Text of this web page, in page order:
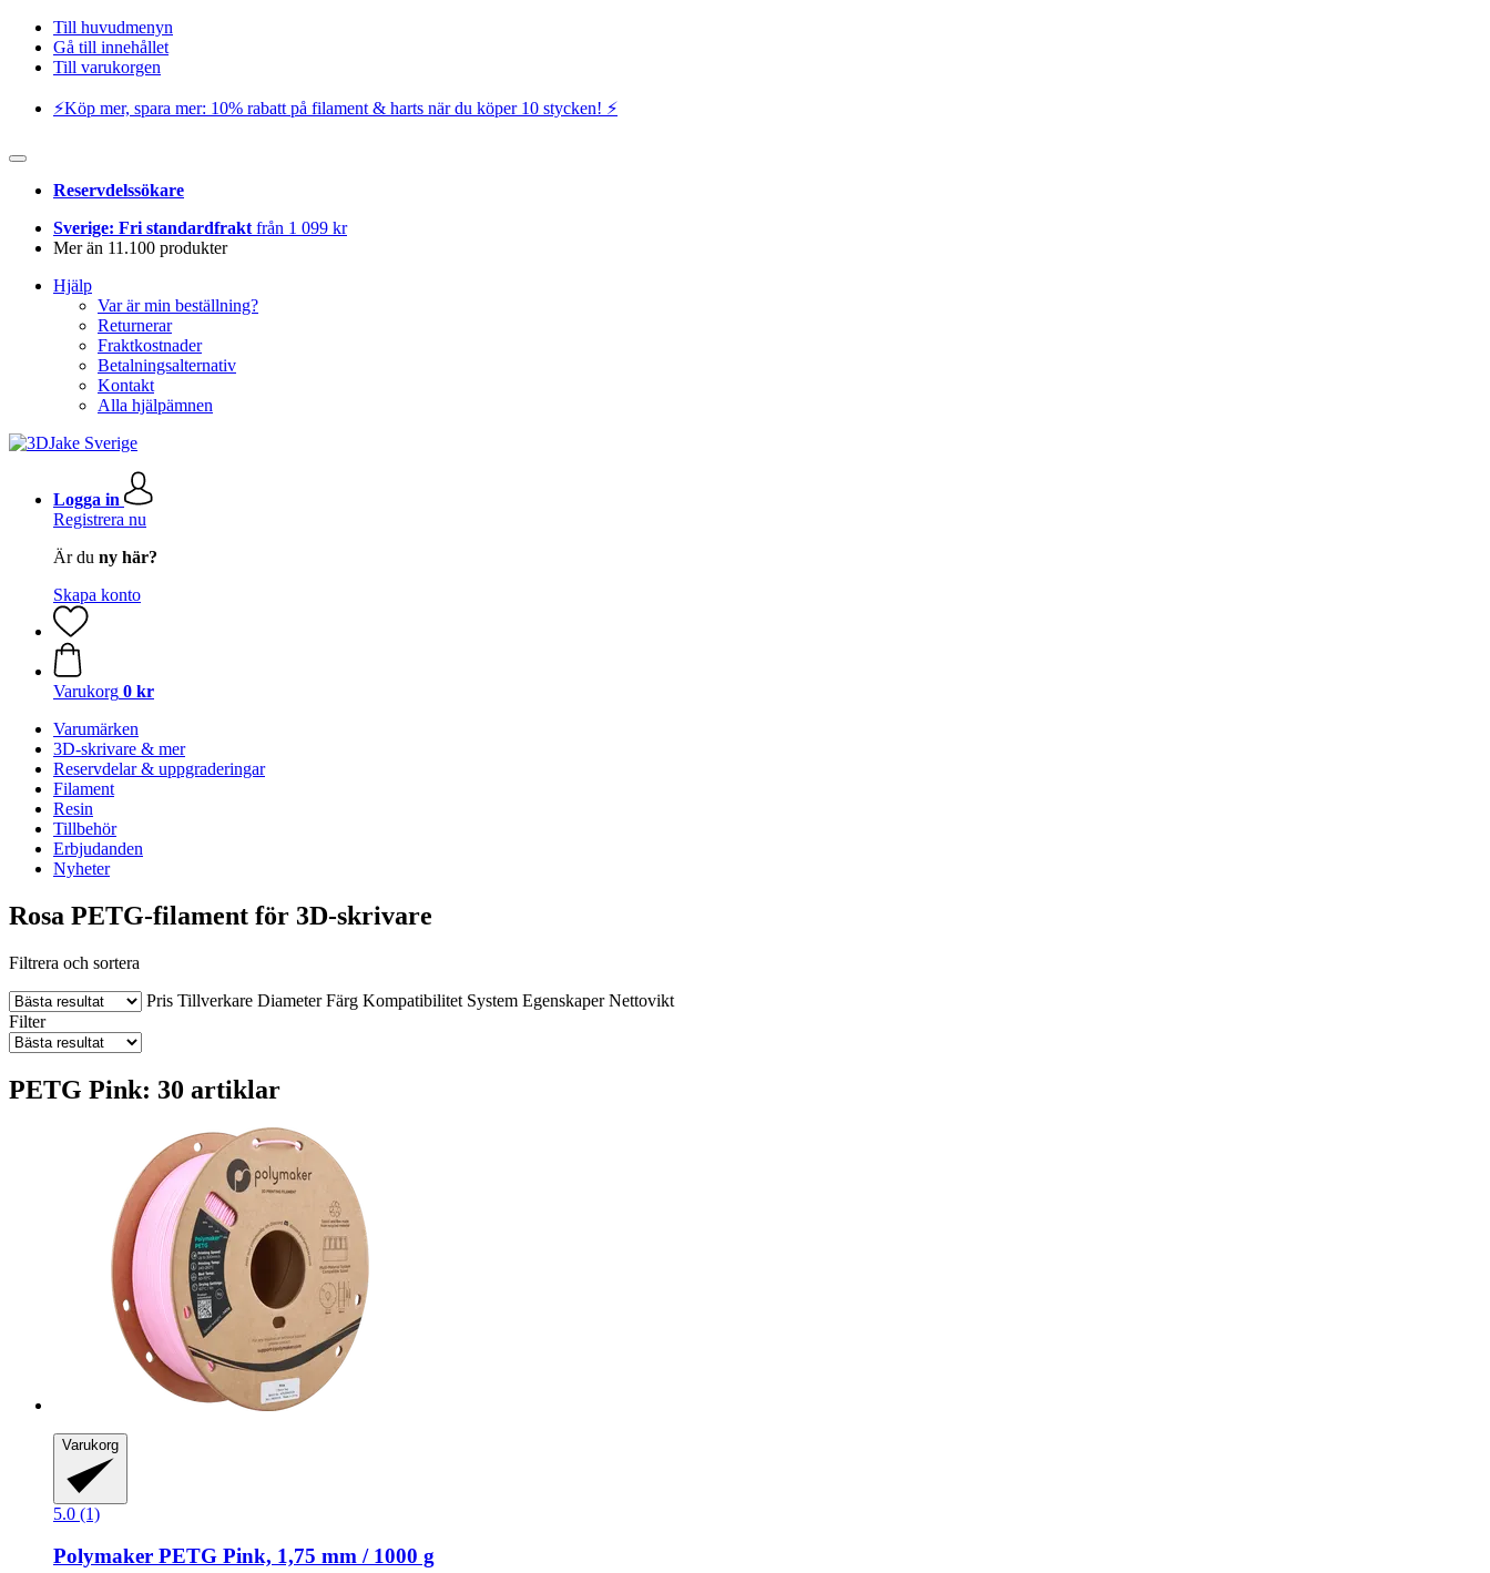
Till huvudmenyn
Gå till innehållet
Till varukorgen
⚡️Köp mer, spara mer: 10% rabatt på filament & harts när du köper 10 stycken! ⚡️
Reservdelssökare
Sverige: Fri standardfrakt från 1 099 kr
Mer än 11.100 produkter
Hjälp
Var är min beställning?
Returnerar
Fraktkostnader
Betalningsalternativ
Kontakt
Alla hjälpämnen
Logga in
Registrera nu
Är du ny här?
Skapa konto
Varukorg 0 kr
Varumärken
3D-skrivare & mer
Reservdelar & uppgraderingar
Filament
Resin
Tillbehör
Erbjudanden
Nyheter
Rosa PETG-filament för 3D-skrivare
Filtrera och sortera
Pris Tillverkare Diameter Färg Kompatibilitet System Egenskaper Nettovikt
Filter
PETG Pink: 30 artiklar
Varukorg
5.0 (1)
Polymaker PETG Pink, 1,75 mm / 1000 g